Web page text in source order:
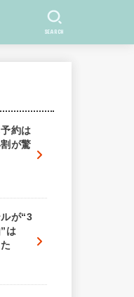
SEARCH
約は
が驚
が“3
は